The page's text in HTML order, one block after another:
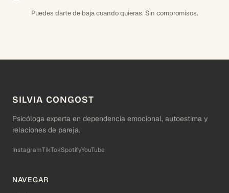
Puedes darte de baja cuando quieras. Sin compromisos.
SILVIA CONGOST
Psicóloga experta en dependencia emocional, autoestima y
relaciones de pareja.
InstagramTikTokSpotifyYouTube
NAVEGAR